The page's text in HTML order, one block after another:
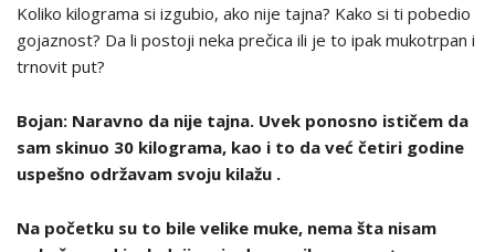
Koliko kilograma si izgubio, ako nije tajna? Kako si ti pobedio
gojaznost? Da li postoji neka prečica ili je to ipak mukotrpan i
trnovit put?
Bojan: Naravno da nije tajna. Uvek ponosno ističem da
sam skinuo 30 kilograma, kao i to da već četiri godine
uspešno održavam svoju kilažu .
Na početku su to bile velike muke, nema šta nisam